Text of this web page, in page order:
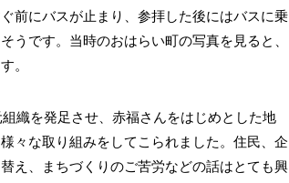
前にバスが止まり、参拝した後にはバスに乗
うです。当時のおはらい町の写真を見ると、
。
織を発足させ、赤福さんをはじめとした地
々な取り組みをしてこられました。住民、企
え、まちづくりのご苦労などの話はとても興